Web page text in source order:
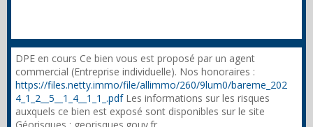
DPE en cours Ce bien vous est proposé par un agent
commercial (Entreprise individuelle). Nos honoraires :
https://files.netty.immo/file/allimmo/260/9lum0/bareme_202
4_1_2__5__1_4__1_1_.pdfLes informations sur les risques
auxquels ce bien est exposé sont disponibles sur le site